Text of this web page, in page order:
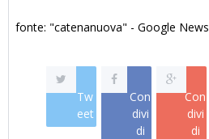
fonte: "catenanuova" - Google News
Tw
eet
Con
divi
di
Con
divi
di